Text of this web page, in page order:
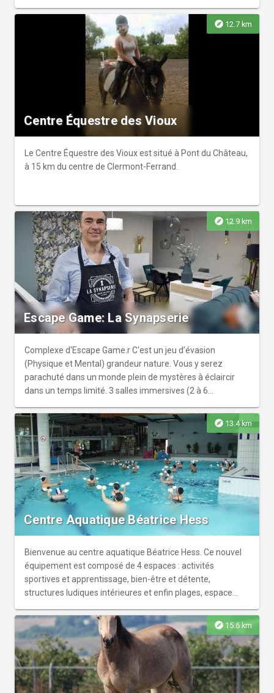
explore 12.7 km
Centre Équestre des Vioux
Le Centre Équestre des Vioux est situé à Pont du Château,
à 15 km du centre de Clermont-Ferrand.
explore 12.9 km
Escape Game: La Synapserie
Complexe d'Escape Game.r C'est un jeu d’évasion
(Physique et Mental) grandeur nature. Vous y serez
parachuté dans un monde plein de mystères à éclaircir
dans un temps limité. 3 salles immersives (2 à 6
explore 13.4 km
Centre Aquatique Béatrice Hess
Bienvenue au centre aquatique Béatrice Hess. Ce nouvel
équipement est composé de 4 espaces : activités
sportives et apprentissage, bien-être et détente,
structures ludiques intérieures et enfin plages, espace
explore 15.6 km